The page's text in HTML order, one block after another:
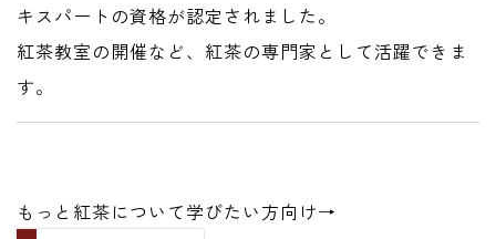
キスパートの資格が認定されました。
紅茶教室の開催など、紅茶の専門家として活躍できま
す。
もっと紅茶について学びたい方向け→